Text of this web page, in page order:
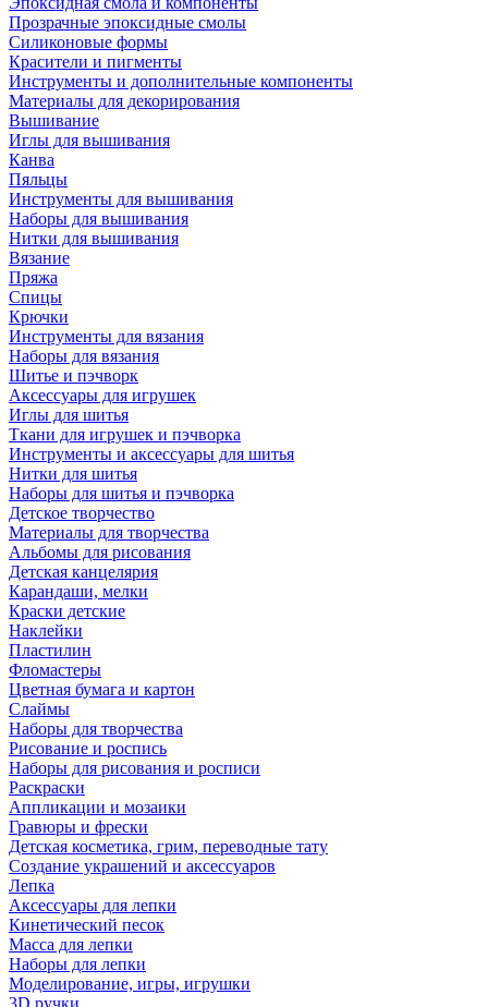
Прозрачные эпоксидные смолы
Силиконовые формы
Красители и пигменты
Инструменты и дополнительные компоненты
Материалы для декорирования
Вышивание
Иглы для вышивания
Канва
Пяльцы
Инструменты для вышивания
Наборы для вышивания
Нитки для вышивания
Вязание
Пряжа
Спицы
Крючки
Инструменты для вязания
Наборы для вязания
Шитье и пэчворк
Аксессуары для игрушек
Иглы для шитья
Ткани для игрушек и пэчворка
Инструменты и аксессуары для шитья
Нитки для шитья
Наборы для шитья и пэчворка
Детское творчество
Материалы для творчества
Альбомы для рисования
Детская канцелярия
Карандаши, мелки
Краски детские
Наклейки
Пластилин
Фломастеры
Цветная бумага и картон
Слаймы
Наборы для творчества
Рисование и роспись
Наборы для рисования и росписи
Раскраски
Аппликации и мозаики
Гравюры и фрески
Детская косметика, грим, переводные тату
Создание украшений и аксессуаров
Лепка
Аксессуары для лепки
Кинетический песок
Масса для лепки
Наборы для лепки
Моделирование, игры, игрушки
3D ручки